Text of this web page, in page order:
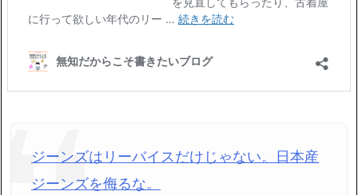
ジーンズはリーバイスだけじゃない。日本産
ジーンズを侮るな。